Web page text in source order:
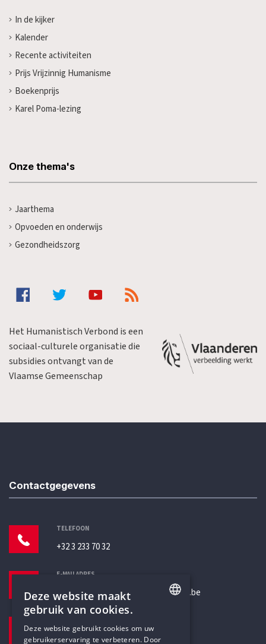
In de kijker
Kalender
Recente activiteiten
Prijs Vrijzinnig Humanisme
Boekenprijs
Karel Poma-lezing
Onze thema's
Jaarthema
Opvoeden en onderwijs
Gezondheidszorg
Het Humanistisch Verbond is een
sociaal-culturele organisatie die
subsidies ontvangt van de
Vlaamse Gemeenschap
Contactgegevens
TELEFOON
+32 3 233 70 32
E-MAILADRES
secretariaat@humanistischverbond.be
Pottenbrug 4 DUTCH
Deze website maakt
gebruik van cookies.
Deze website gebruikt cookies om uw
gebruikerservaring te verbeteren. Door